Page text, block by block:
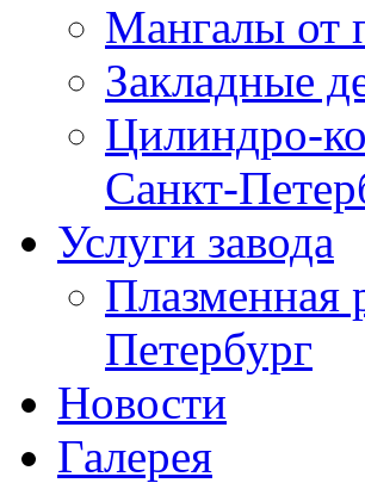
Мангалы от
Закладные
Цилиндро-
Санкт-
Услуги завода
Плазменная
Петербург
Новости
Галерея